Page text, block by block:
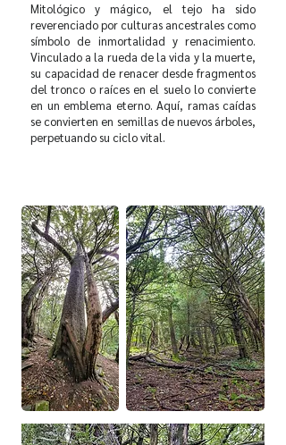
Mitológico y mágico, el tejo ha sido
reverenciado por culturas ancestrales como
símbolo de inmortalidad y renacimiento.
Vinculado a la rueda de la vida y la muerte,
su capacidad de renacer desde fragmentos
del tronco o raíces en el suelo lo convierte
en un emblema eterno. Aquí, ramas caídas
se convierten en semillas de nuevos árboles,
perpetuando su ciclo vital.